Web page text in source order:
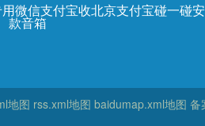
微信支付宝收
款音箱
北京支付宝碰一碰
地图 rss.xml地图 baidumap.xml地图 备